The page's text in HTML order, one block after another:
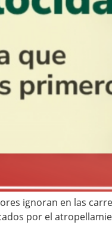
ignoran en las
por el